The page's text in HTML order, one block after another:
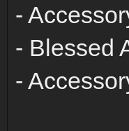
-
- Blessed
-